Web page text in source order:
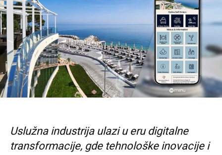
Uslužna industrija ulazi u eru digitalne
transformacije, gde tehnološke inovacije i